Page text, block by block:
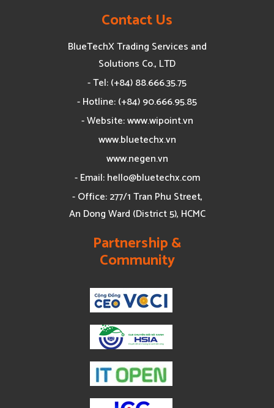
Contact Us
BlueTechX Trading Services and
Solutions Co., LTD
- Tel: (+84) 88.666.35.75
- Hotline: (+84) 90.666.95.85
- Website: www.wipoint.vn
www.bluetechx.vn
www.negen.vn
- Email:hello@bluetechx.com
- Office: 277/1 Tran Phu Street,
An Dong Ward (District 5), HCMC
Partnership &
Community